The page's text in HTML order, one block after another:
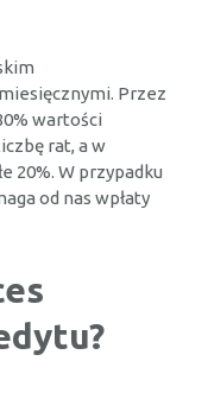
Przez
wartości
rat, a w
20%. W przypadku
od nas wpłaty